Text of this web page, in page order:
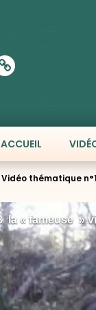
ACCUEIL
Vidéo thématique